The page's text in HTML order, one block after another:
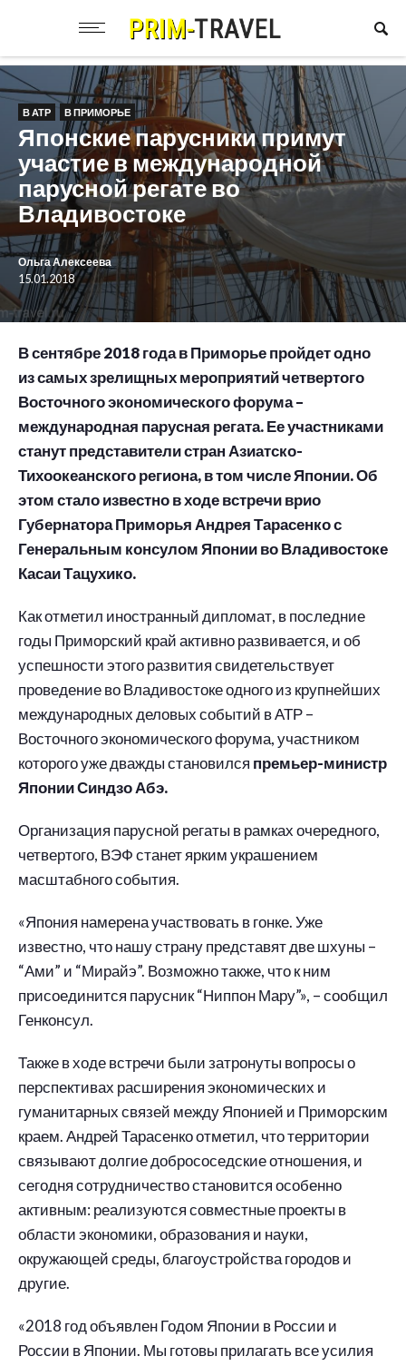
В АТР В ПРИМОРЬЕ
Японские парусники примут
участие в международной
парусной регате во
Владивостоке
Ольга Алексеева
15.01.2018
В сентябре 2018 года в Приморье пройдет одно
из самых зрелищных мероприятий четвертого
Восточного экономического форума –
международная парусная регата. Ее участниками
станут представители стран Азиатско-
Тихоокеанского региона, в том числе Японии. Об
этом стало известно в ходе встречи врио
Губернатора Приморья Андрея Тарасенко с
Генеральным консулом Японии во Владивостоке
Касаи Тацухико.
Как отметил иностранный дипломат, в последние
годы Приморский край активно развивается, и об
успешности этого развития свидетельствует
проведение во Владивостоке одного из крупнейших
международных деловых событий в АТР –
Восточного экономического форума, участником
которого уже дважды становился премьер-министр
Японии Синдзо Абэ.
Организация парусной регаты в рамках очередного,
четвертого, ВЭФ станет ярким украшением
масштабного события.
«Япония намерена участвовать в гонке. Уже
известно, что нашу страну представят две шхуны –
“Ами” и “Мирайэ”. Возможно также, что к ним
присоединится парусник “Ниппон Мару”», – сообщил
Генконсул.
Также в ходе встречи были затронуты вопросы о
перспективах расширения экономических и
гуманитарных связей между Японией и Приморским
краем. Андрей Тарасенко отметил, что территории
связывают долгие добрососедские отношения, и
сегодня сотрудничество становится особенно
активным: реализуются совместные проекты в
области экономики, образования и науки,
окружающей среды, благоустройства городов и
другие.
«2018 год объявлен Годом Японии в России и
России в Японии. Мы готовы прилагать все усилия